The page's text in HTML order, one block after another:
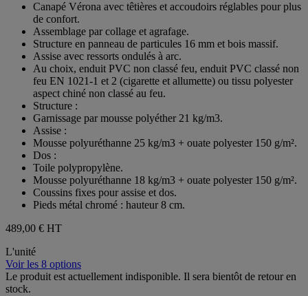
étoiles.
Canapé Vérona avec têtières et accoudoirs réglables pour plus
de confort.
Assemblage par collage et agrafage.
Structure en panneau de particules 16 mm et bois massif.
Assise avec ressorts ondulés à arc.
Au choix, enduit PVC non classé feu, enduit PVC classé non
feu EN 1021-1 et 2 (cigarette et allumette) ou tissu polyester
aspect chiné non classé au feu.
Structure :
Garnissage par mousse polyéther 21 kg/m3.
Assise :
Mousse polyuréthanne 25 kg/m3 + ouate polyester 150 g/m².
Dos :
Toile polypropylène.
Mousse polyuréthanne 18 kg/m3 + ouate polyester 150 g/m².
Coussins fixes pour assise et dos.
Pieds métal chromé : hauteur 8 cm.
489,00 € HT
L'unité
Voir les 8 options
Le produit est actuellement indisponible. Il sera bientôt de retour en
stock.